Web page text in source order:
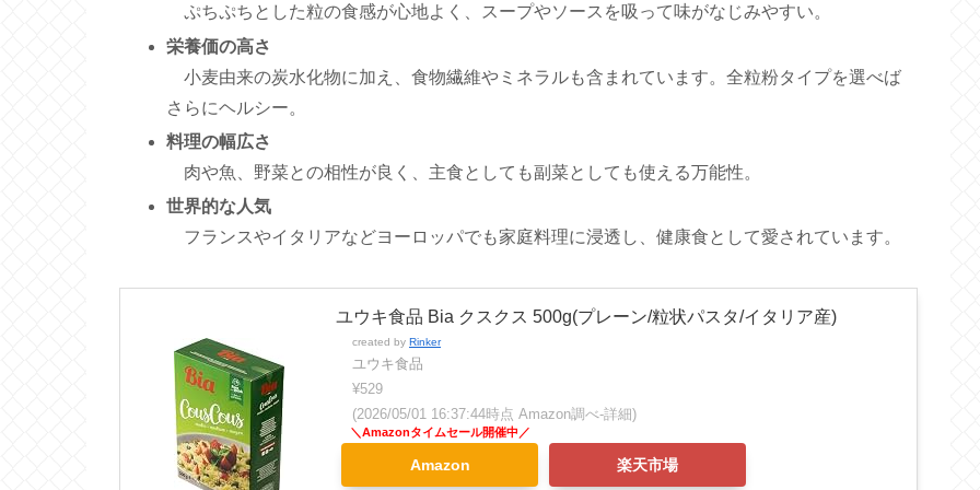
ぷちぷちとした粒の食感が心地よく、スープやソースを吸って味がなじみやすい。
栄養価の高さ
小麦由来の炭水化物に加え、食物繊維やミネラルも含まれています。全粒粉タイプを選べば
さらにヘルシー。
料理の幅広さ
肉や魚、野菜との相性が良く、主食としても副菜としても使える万能性。
世界的な人気
フランスやイタリアなどヨーロッパでも家庭料理に浸透し、健康食として愛されています。
ユウキ食品 Bia クスクス 500g(プレーン/粒状パスタ/イタリア産)
created by Rinker
ユウキ食品
¥529
(2026/05/01 16:37:44時点 Amazon調べ-詳細)
Amazon 楽天市場